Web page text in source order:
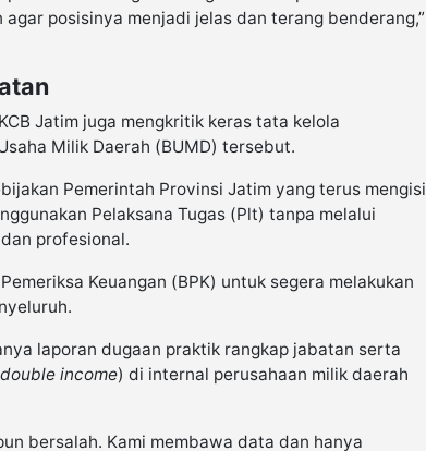
posisinya menjadi jelas dan terang benderang,”
Jatim juga mengkritik keras tata kelola
Milik Daerah (BUMD) tersebut.
Pemerintah Provinsi Jatim yang terus mengisi
Pelaksana Tugas (Plt) tanpa melalui
profesional.
Keuangan (BPK) untuk segera melakukan
laporan dugaan praktik rangkap jabatan serta
double income) di internal perusahaan milik daerah
bersalah. Kami membawa data dan hanya